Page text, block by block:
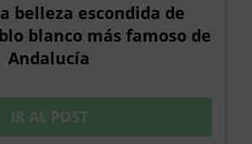
belleza escondida de
blanco más famoso de
Andalucía
IR AL POST